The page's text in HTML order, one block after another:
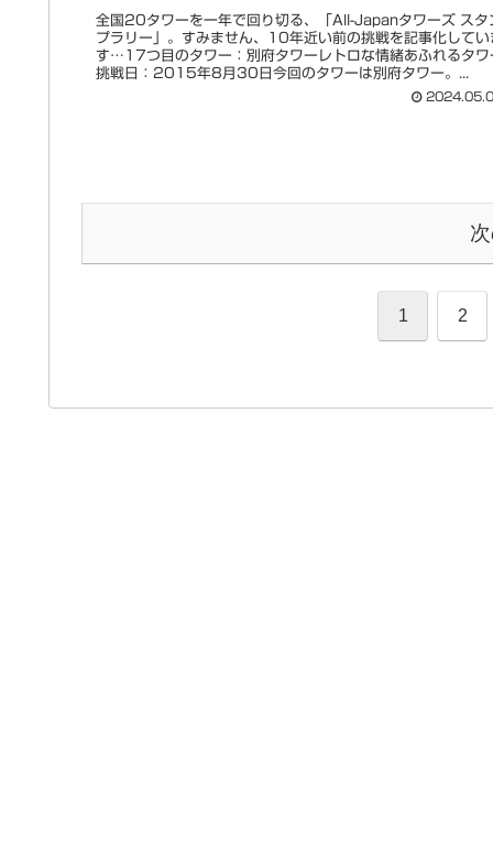
全国20タワーを一年で回り切る、「All-Japanタワーズ スタ
プラリー」。すみません、10年近い前の挑戦を記事化してい
す…17つ目のタワー：別府タワーレトロな情緒あふれるタワ
挑戦日：2015年8月30日今回のタワーは別府タワー。...
1 2